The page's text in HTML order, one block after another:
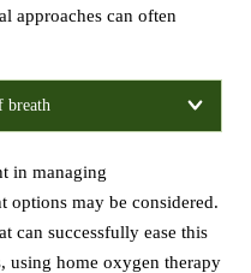
approaches can often
breath
in managing
options may be considered.
can successfully ease this
using home oxygen therapy